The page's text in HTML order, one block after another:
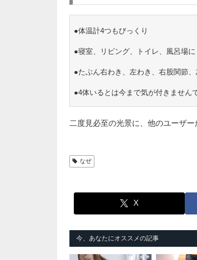
●体温計4つもびっくり
●寝室、リビング、トイレ、風呂場に
●たぶん右わき、左わき、右股関節
●4体いるとは今まで気が付きません
二度見必至の光景に、他のユーザ
なぜ
X
今、あなたにオススメの記事